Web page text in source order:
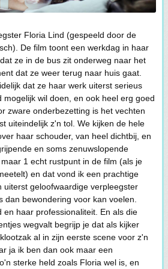
Floria Lind (gespeeld door de
De film toont een werkdag in haar
ze in de bus zit onderweg naar het
dat ze weer terug naar huis gaat.
dat ze haar werk uiterst serieus
mogelijk wil doen, en ook heel erg goed
zware onderbezetting is het vechten
uiteindelijk z'n tol. We kijken de hele
haar schouder, van heel dichtbij, en
en soms zenuwslopende
1 echt rustpunt in de film (als je
en dat vond ik een prachtige
uiterst geloofwaardige verpleegster
dan bewondering voor kan voelen.
en haar professionaliteit. En als die
wegvalt begrijp je dat als kijker
al in zijn eerste scene voor z'n
ja ik ben dan ook maar een
sterke held zoals Floria wel is, en